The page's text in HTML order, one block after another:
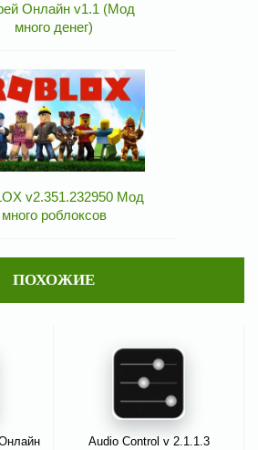
Онлайн v1.1 (Мод
много денег)
v2.351.232950 Мод
много роблоксов
ПОХОЖИЕ
Audio Control v 2.1.1.3